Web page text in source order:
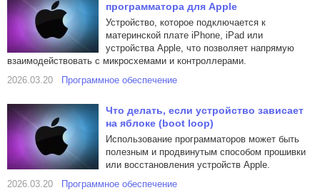
программатора для Apple
Устройство, которое подключается к
материнской плате iPhone, iPad или
устройства Apple, что позволяет напрямую
взаимодействовать с микросхемами и контроллерами.
2026.03.20
Программное обеспечение
Что делать, если устройство зависает
на яблоке (boot loop)
Использование программаторов может быть
полезным и продвинутым способом прошивки
или восстановления устройств Apple.
2026.03.20
Программное обеспечение